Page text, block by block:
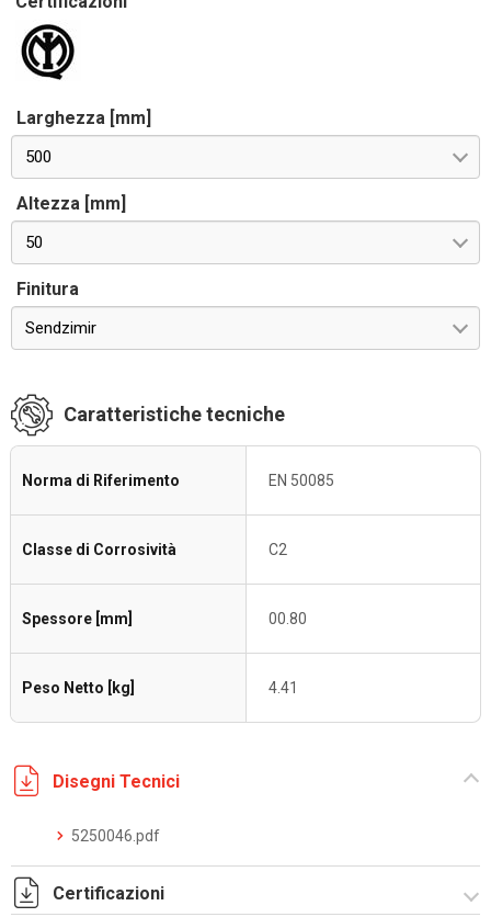
Larghezza [mm]
500
Altezza [mm]
50
Finitura
Sendzimir
Caratteristiche tecniche
Norma di Riferimento EN 50085
Classe di Corrosività C2
Spessore [mm] 00.80
Peso Netto [kg] 4.41
Disegni Tecnici
5250046.pdf
Certificazioni